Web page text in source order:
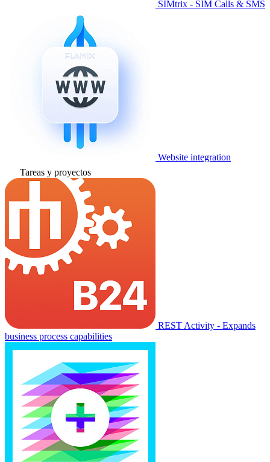
SIMtrix - SIM Calls & SMS
Website integration
Tareas y proyectos
REST Activity - Expands
business process capabilities